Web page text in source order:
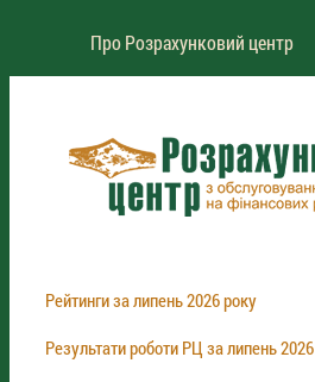
Про Розрахунковий центр
Рейтинги за липень 2026 року
Результати роботи РЦ за липень 2026